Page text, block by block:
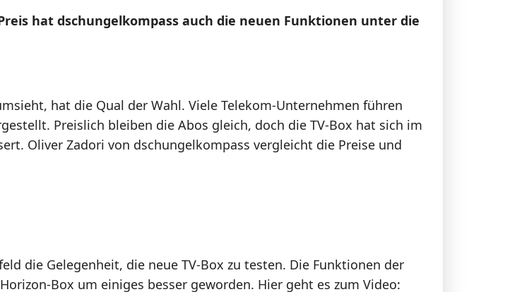
hat dschungelkompass auch die neuen Funktionen unter die
hat die Qual der Wahl. Viele Telekom-Unternehmen führen
Preislich bleiben die Abos gleich, doch die TV-Box hat sich im
Oliver Zadori von dschungelkompass vergleicht die Preise und
die Gelegenheit, die neue TV-Box zu testen. Die Funktionen der
Box um einiges besser geworden. Hier geht es zum Video: